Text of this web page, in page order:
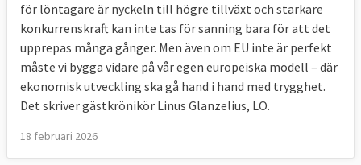
för löntagare är nyckeln till högre tillväxt och starkare
konkurrenskraft kan inte tas för sanning bara för att det
upprepas många gånger. Men även om EU inte är perfekt
måste vi bygga vidare på vår egen europeiska modell – där
ekonomisk utveckling ska gå hand i hand med trygghet.
Det skriver gästkrönikör Linus Glanzelius, LO.
18 februari 2026